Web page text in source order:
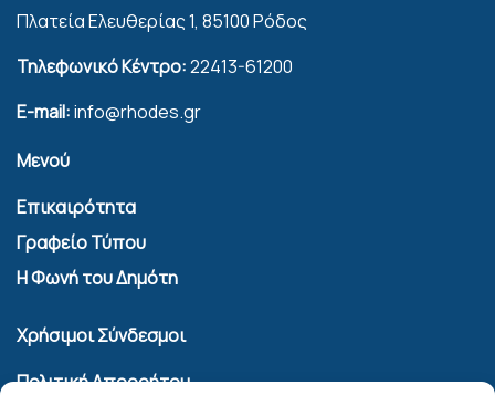
Πλατεία Ελευθερίας 1, 85100 Ρόδος
Τηλεφωνικό Κέντρο:22413-61200
E-mail:info@rhodes.gr
Μενού
Επικαιρότητα
Γραφείο Τύπου
Η Φωνή του Δημότη
Χρήσιμοι Σύνδεσμοι
Πολιτική Απορρήτου